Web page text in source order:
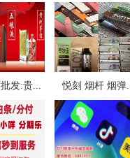
发:贵... 悦刻 烟杆 烟弹...